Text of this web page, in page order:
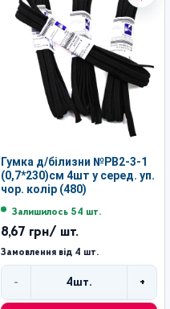
Гумка д/білизни №РВ2-3-1
(0,7*230)см 4шт у серед. уп.
чор. колір (480)
Залишилось 54 шт.
8,67 грн/ шт.
Замовлення від 4 шт.
- 4шт. +